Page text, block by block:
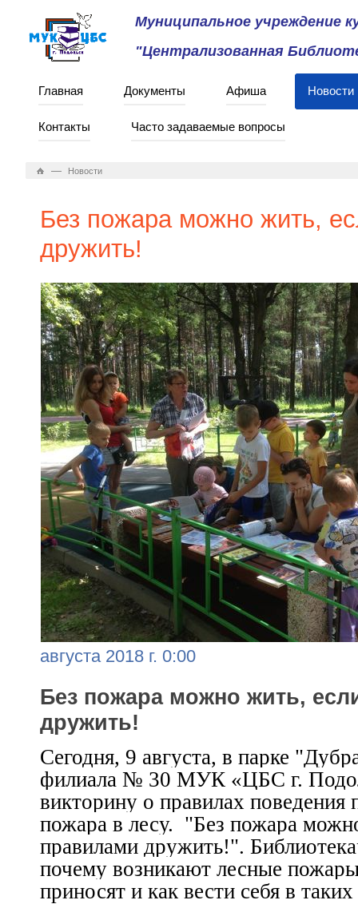
Муниципальное учреждение
"Централизованная
Главная Документы Афиша Новости
Контакты Часто задаваемые вопросы
— Новости
Без пожара можно жить,
дружить!
августа 2018 г. 0:00
Без пожара можно жить,
дружить!
Сегодня, 9 августа, в парке
филиала № 30 МУК «ЦБС г.
викторину о правилах поведения
пожара в лесу. "Без пожара
правилами дружить!".
почему возникают лесные
приносят и как вести себя в